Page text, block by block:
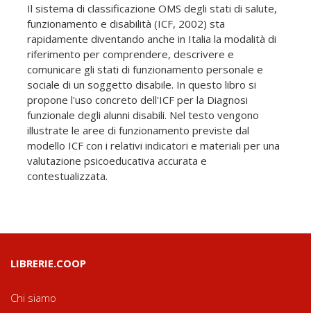
Il sistema di classificazione OMS degli stati di salute,
funzionamento e disabilità (ICF, 2002) sta
rapidamente diventando anche in Italia la modalità di
riferimento per comprendere, descrivere e
comunicare gli stati di funzionamento personale e
sociale di un soggetto disabile. In questo libro si
propone l'uso concreto dell'ICF per la Diagnosi
funzionale degli alunni disabili. Nel testo vengono
illustrate le aree di funzionamento previste dal
modello ICF con i relativi indicatori e materiali per una
valutazione psicoeducativa accurata e
contestualizzata.
LIBRERIE.COOP
Chi siamo